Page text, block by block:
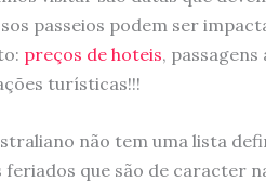
passeios podem ser
preços de hoteis, passagens
turísticas!!!
não tem uma lista
que são de caracter